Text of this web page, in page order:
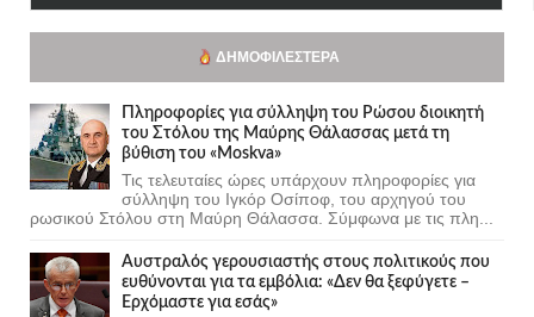
ΔΗΜΟΦΙΛΈΣΤΕΡΑ
Πληροφορίες για σύλληψη του Ρώσου διοικητή
του Στόλου της Mαύρης Θάλασσας μετά τη
βύθιση του «Moskva»
Τις τελευταίες ώρες υπάρχουν πληροφορίες για
σύλληψη του Ιγκόρ Οσίποφ, του αρχηγού του
ρωσικού Στόλου στη Μαύρη Θάλασσα. Σύμφωνα με τις πλη...
Αυστραλός γερουσιαστής στους πολιτικούς που
ευθύνονται για τα εμβόλια: «Δεν θα ξεφύγετε –
Ερχόμαστε για εσάς»